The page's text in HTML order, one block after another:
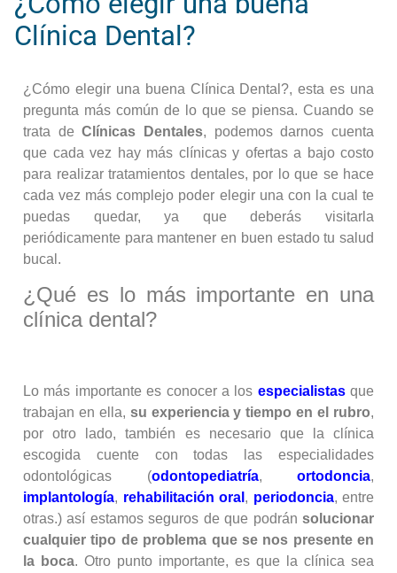
Clínica Dental?
¿Cómo elegir una buena Clínica Dental?, esta es una
pregunta más común de lo que se piensa. Cuando se
trata deClínicas Dentales, podemos darnos cuenta
que cada vez hay más clínicas y ofertas a bajo costo
para realizar tratamientos dentales, por lo que se hace
cada vez más complejo poder elegir una con la cual te
puedas quedar, ya que deberás visitarla
periódicamente para mantener en buen estado tu salud
bucal.
¿Qué es lo más importante en una
clínica dental?
Lo más importante es conocer a los especialistasque
trabajan en ella, su experiencia y tiempo en el rubro,
por otro lado, también es necesario que la clínica
escogida cuente con todas las especialidades
odontológicas (odontopediatría, ortodoncia,
implantología, rehabilitación oral , periodoncia, entre
otras.) así estamos seguros de que podrán solucionar
cualquier tipo de problema que se nos presente en
la boca. Otro punto importante, es que la clínica sea